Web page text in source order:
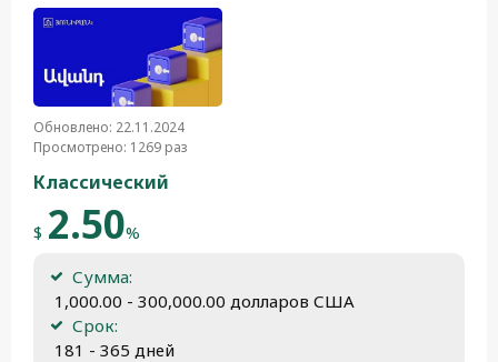
Обновлено: 22.11.2024
Просмотрено: 1269 раз
Классический
$ 2.50%
Сумма:
1,000.00 - 300,000.00 долларов США
Срок:
181 - 365 дней